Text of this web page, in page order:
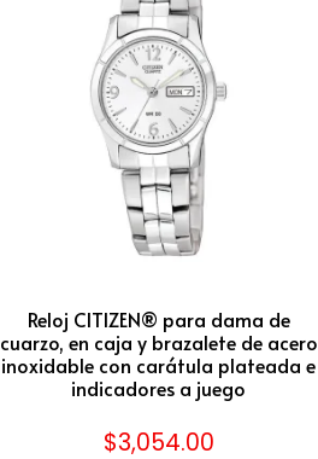
Reloj CITIZEN® para dama de
cuarzo, en caja y brazalete de acero
inoxidable con carátula plateada e
indicadores a juego
$3,054.00